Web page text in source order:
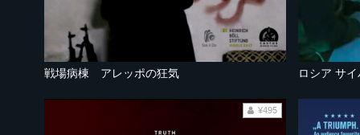
戦場病棟 アレッポの狂気 ロシア サ
¥495